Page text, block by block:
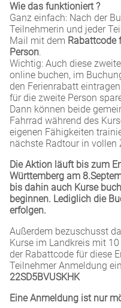
Wie das funktioniert ?
Ganz einfach: Nach der
Teilnehmerin und jeder
Mail mit dem Rabattcode
Person.
Wichtig: Auch diese
online buchen, im
den Ferienrabatt
für die zweite Person
Dann können beide
Fahrrad während des
eigenen Fähigkeiten
nächste Radtour in vollen
Die Aktion läuft bis zum
Württemberg am
bis dahin auch Kurse
beginnen. Lediglich die
erfolgen.
Außerdem bezuschusst
Kurse im Landkreis mit
der Rabattcode für diese
Teilnehmer Anmeldung
22SD5BVUSKHK
Eine Anmeldung ist nur